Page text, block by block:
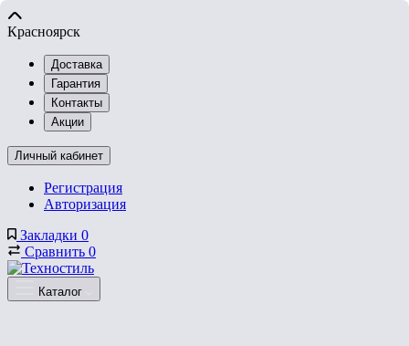
Красноярск
Доставка
Гарантия
Контакты
Акции
Личный кабинет
Регистрация
Авторизация
Закладки 0
Сравнить 0
Каталог